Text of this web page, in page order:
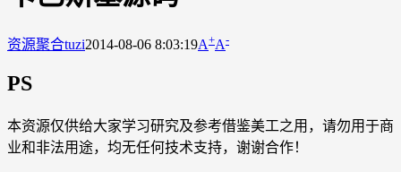
资源聚合tuzi2014-08-06 8:03:19A+A-
PS
本资源仅供给大家学习研究及参考借鉴美工之用，请勿用于商
业和非法用途，均无任何技术支持，谢谢合作！